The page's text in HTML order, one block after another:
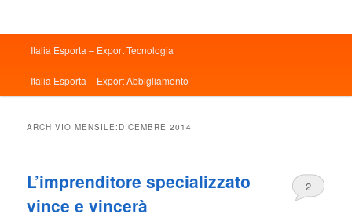
principale
Italia Esporta – Export Tecnologia
Italia Esporta – Export Abbigliamento
ARCHIVIO MENSILE: DICEMBRE 2014
L’imprenditore specializzato
vince e vincerà
2